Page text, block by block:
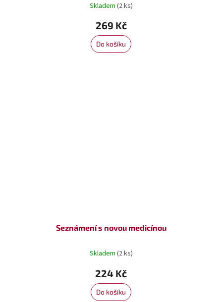
Skladem (2 ks)
269 Kč
Do košíku
Seznámení s novou medicínou
Skladem (2 ks)
224 Kč
Do košíku